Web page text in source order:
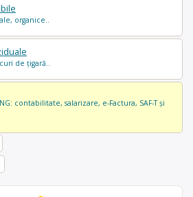
organice..
de țigară..
contabilitate, salarizare, e-Factura, SAF-T și